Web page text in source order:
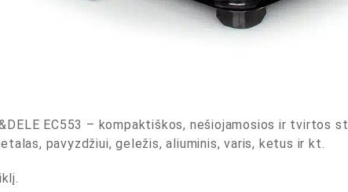
EC553 – kompaktiškos, nešiojamosios ir tvirtos
pavyzdžiui, geležis, aliuminis, varis, ketus ir kt.